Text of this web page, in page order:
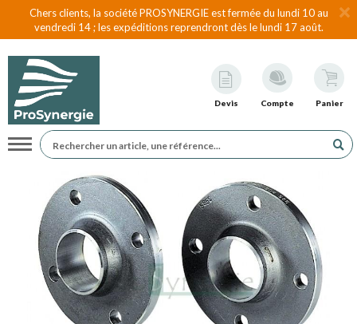
Chers clients, la société PROSYNERGIE est fermée du lundi 10 au
vendredi 14 ; les expéditions reprendront dès le lundi 17 août.
Devis Compte Panier
Navigation